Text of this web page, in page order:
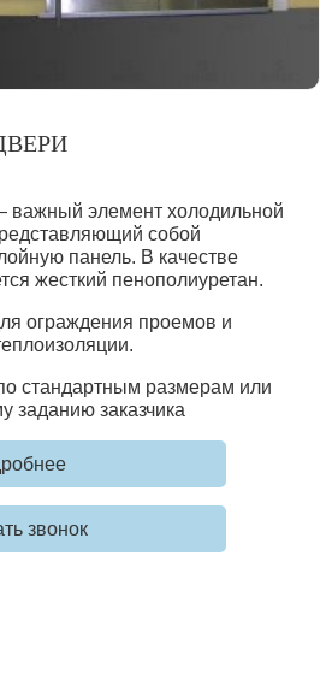
важный элемент холодильной
собой
панель. В качестве
жесткий пенополиуретан.
ограждения проемов и
стандартным размерам или
заданию заказчика
звонок